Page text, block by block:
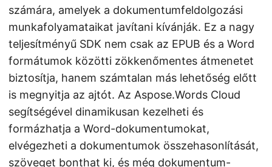
számára, amelyek a dokumentumfeldolgozási
munkafolyamataikat javítani kívánják. Ez a nagy
teljesítményű SDK nem csak az EPUB és a Word
formátumok közötti zökkenőmentes átmenetet
biztosítja, hanem számtalan más lehetőség előtt
is megnyitja az ajtót. Az Aspose.Words Cloud
segítségével dinamikusan kezelheti és
formázhatja a Word-dokumentumokat,
elvégezheti a dokumentumok összehasonlítását,
szöveget bonthat ki, és még dokumentum-